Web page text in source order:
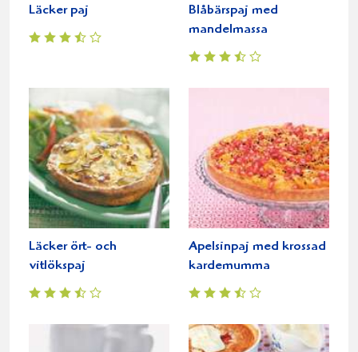
Läcker paj
Blåbärspaj med
mandelmassa
Läcker ört- och
vitlökspaj
Apelsinpaj med krossad
kardemumma